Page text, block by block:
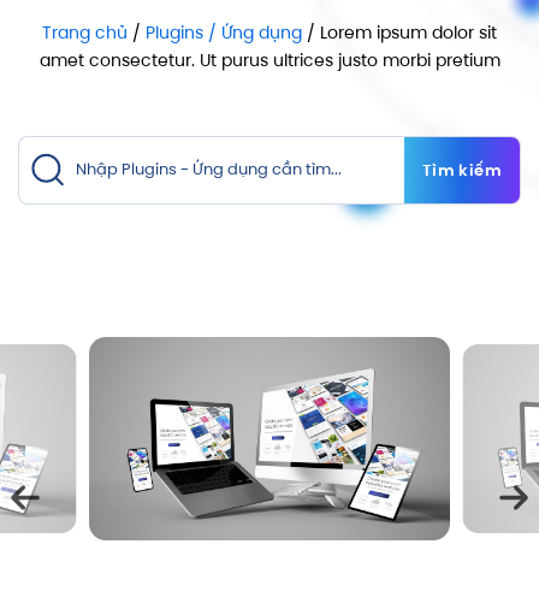
Trang chủ / Plugins / Ứng dụng / Lorem ipsum dolor sit
amet consectetur. Ut purus ultrices justo morbi pretium
Tìm kiếm